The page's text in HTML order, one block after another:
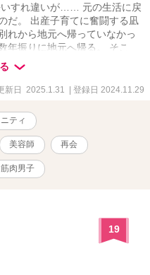
いすれ違いが…… 元の生活に戻
だ。 出産子育てに奮闘する凪
れから地元へ帰っていなかっ
年振りに地元へ帰る。 そこ
違った二人の幸せな結婚まで
新日 2025.1.31 | 登録日 2024.11.29
ティ
美容師 再会
筋肉男子
19